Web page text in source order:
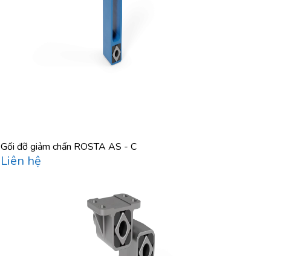
Gối đỡ giảm chấn ROSTA AS - C
Liên hệ